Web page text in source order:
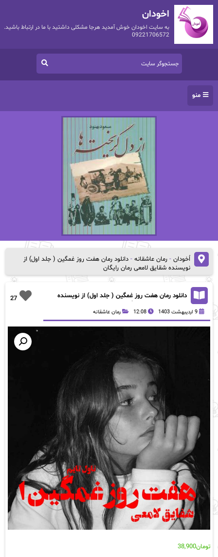
اخودان
به سایت اخودان خوش آمدید هرجا مشکلی داشتید با ما در ارتباط باشید.
09221706572
منو
اُخودان- رمان عاشقانه- دانلود رمان هفت روز غمگین ( جلد اول) از
نویسنده شقایق لامعی رمان رایگان
27
دانلود رمان هفت روز غمگین ( جلد اول) از نویسنده
9 اردیبهشت 1403 12:08 رمان عاشقانه
تومان38,900